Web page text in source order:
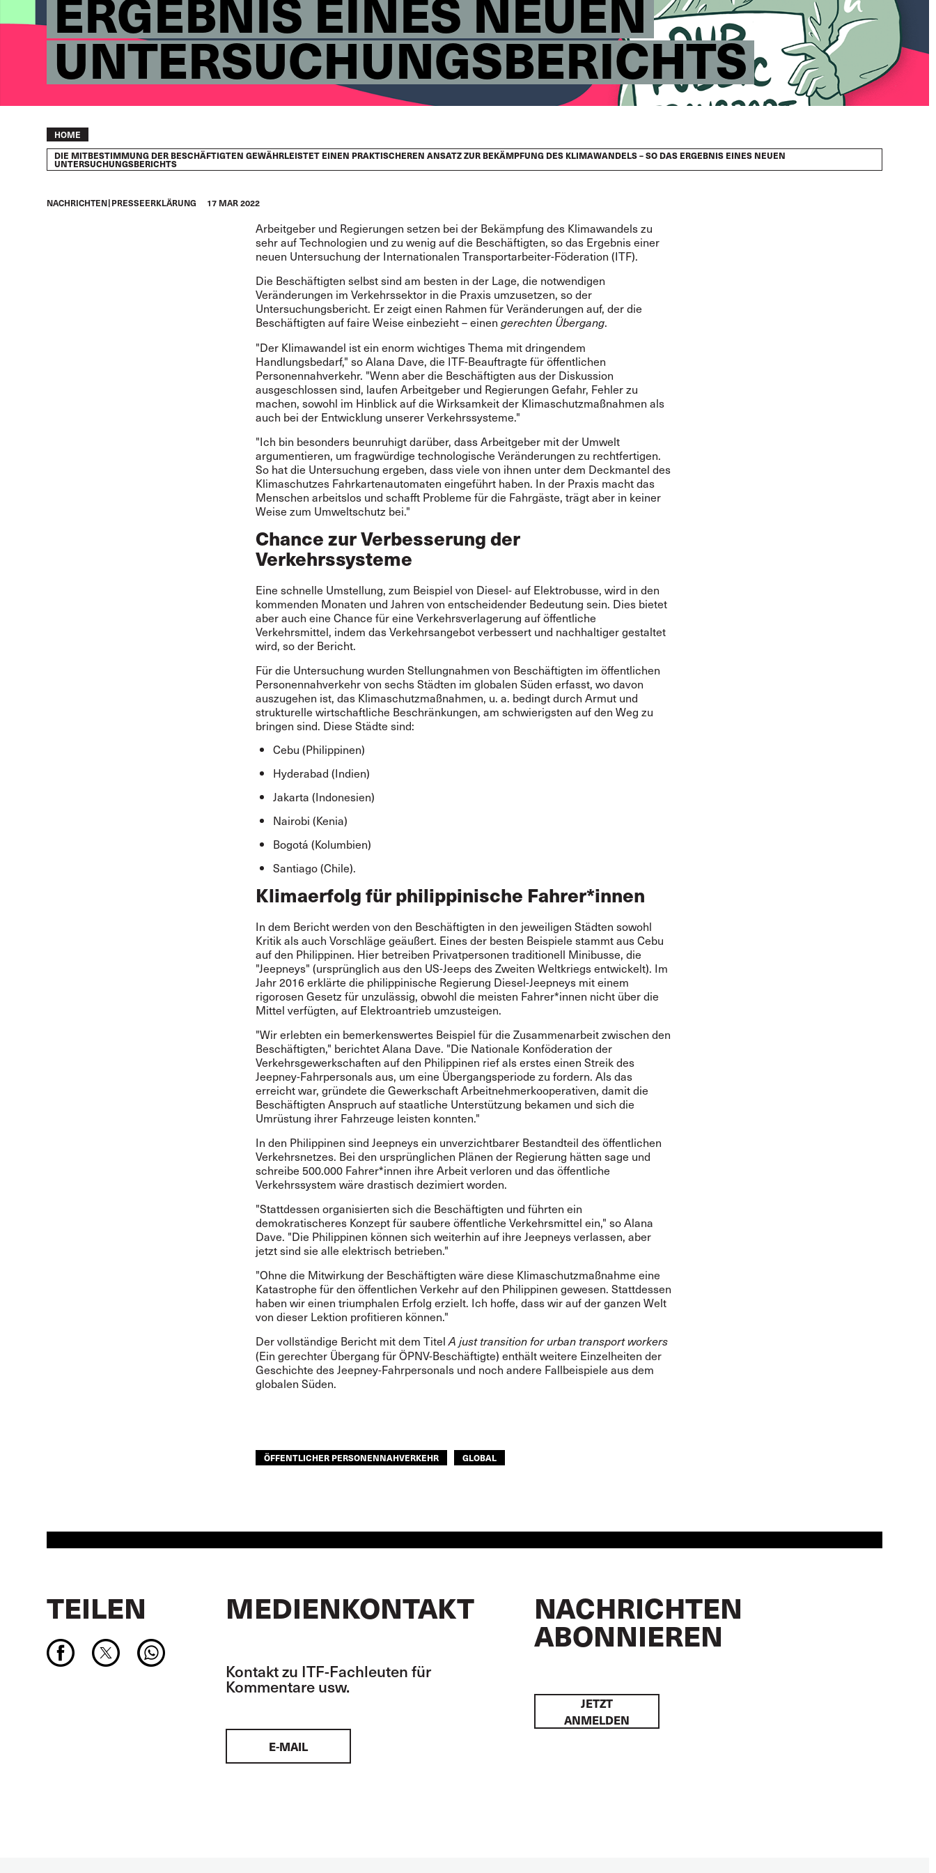
UNTERSUCHUNGSBERICHTS
Breadcrumb
HOME
DIE MITBESTIMMUNG DER BESCHÄFTIGTEN GEWÄHRLEISTET EINEN PRAKTISCHEREN ANSATZ ZUR BEKÄMPFUNG DES KLIMAWANDELS – SO DAS ERGEBNIS EINES NEUEN
UNTERSUCHUNGSBERICHTS
NACHRICHTEN PRESSEERKLÄRUNG 17 MAR 2022
Arbeitgeber und Regierungen setzen bei der Bekämpfung des Klimawandels zu
sehr auf Technologien und zu wenig auf die Beschäftigten, so das Ergebnis einer
neuen Untersuchung der Internationalen Transportarbeiter-Föderation (ITF).
Die Beschäftigten selbst sind am besten in der Lage, die notwendigen
Veränderungen im Verkehrssektor in die Praxis umzusetzen, so der
Untersuchungsbericht. Er zeigt einen Rahmen für Veränderungen auf, der die
Beschäftigten auf faire Weise einbezieht – einen gerechten Übergang.
"Der Klimawandel ist ein enorm wichtiges Thema mit dringendem
Handlungsbedarf," so Alana Dave, die ITF-Beauftragte für öffentlichen
Personennahverkehr. "Wenn aber die Beschäftigten aus der Diskussion
ausgeschlossen sind, laufen Arbeitgeber und Regierungen Gefahr, Fehler zu
machen, sowohl im Hinblick auf die Wirksamkeit der Klimaschutzmaßnahmen als
auch bei der Entwicklung unserer Verkehrssysteme."
"Ich bin besonders beunruhigt darüber, dass Arbeitgeber mit der Umwelt
argumentieren, um fragwürdige technologische Veränderungen zu rechtfertigen.
So hat die Untersuchung ergeben, dass viele von ihnen unter dem Deckmantel des
Klimaschutzes Fahrkartenautomaten eingeführt haben. In der Praxis macht das
Menschen arbeitslos und schafft Probleme für die Fahrgäste, trägt aber in keiner
Weise zum Umweltschutz bei."
Chance zur Verbesserung der
Verkehrssysteme
Eine schnelle Umstellung, zum Beispiel von Diesel- auf Elektrobusse, wird in den
kommenden Monaten und Jahren von entscheidender Bedeutung sein. Dies bietet
aber auch eine Chance für eine Verkehrsverlagerung auf öffentliche
Verkehrsmittel, indem das Verkehrsangebot verbessert und nachhaltiger gestaltet
wird, so der Bericht.
Für die Untersuchung wurden Stellungnahmen von Beschäftigten im öffentlichen
Personennahverkehr von sechs Städten im globalen Süden erfasst, wo davon
auszugehen ist, das Klimaschutzmaßnahmen, u. a. bedingt durch Armut und
strukturelle wirtschaftliche Beschränkungen, am schwierigsten auf den Weg zu
bringen sind. Diese Städte sind:
Cebu (Philippinen)
Hyderabad (Indien)
Jakarta (Indonesien)
Nairobi (Kenia)
Bogotá (Kolumbien)
Santiago (Chile).
Klimaerfolg für philippinische Fahrer*innen
In dem Bericht werden von den Beschäftigten in den jeweiligen Städten sowohl
Kritik als auch Vorschläge geäußert. Eines der besten Beispiele stammt aus Cebu
auf den Philippinen. Hier betreiben Privatpersonen traditionell Minibusse, die
"Jeepneys" (ursprünglich aus den US-Jeeps des Zweiten Weltkriegs entwickelt). Im
Jahr 2016 erklärte die philippinische Regierung Diesel-Jeepneys mit einem
rigorosen Gesetz für unzulässig, obwohl die meisten Fahrer*innen nicht über die
Mittel verfügten, auf Elektroantrieb umzusteigen.
"Wir erlebten ein bemerkenswertes Beispiel für die Zusammenarbeit zwischen den
Beschäftigten," berichtet Alana Dave. "Die Nationale Konföderation der
Verkehrsgewerkschaften auf den Philippinen rief als erstes einen Streik des
Jeepney-Fahrpersonals aus, um eine Übergangsperiode zu fordern. Als das
erreicht war, gründete die Gewerkschaft Arbeitnehmerkooperativen, damit die
Beschäftigten Anspruch auf staatliche Unterstützung bekamen und sich die
Umrüstung ihrer Fahrzeuge leisten konnten."
In den Philippinen sind Jeepneys ein unverzichtbarer Bestandteil des öffentlichen
Verkehrsnetzes. Bei den ursprünglichen Plänen der Regierung hätten sage und
schreibe 500.000 Fahrer*innen ihre Arbeit verloren und das öffentliche
Verkehrssystem wäre drastisch dezimiert worden.
"Stattdessen organisierten sich die Beschäftigten und führten ein
demokratischeres Konzept für saubere öffentliche Verkehrsmittel ein," so Alana
Dave. "Die Philippinen können sich weiterhin auf ihre Jeepneys verlassen, aber
jetzt sind sie alle elektrisch betrieben."
"Ohne die Mitwirkung der Beschäftigten wäre diese Klimaschutzmaßnahme eine
Katastrophe für den öffentlichen Verkehr auf den Philippinen gewesen. Stattdessen
haben wir einen triumphalen Erfolg erzielt. Ich hoffe, dass wir auf der ganzen Welt
von dieser Lektion profitieren können."
Der vollständige Bericht mit dem TitelA just transition for urban transport workers
(Ein gerechter Übergang für ÖPNV-Beschäftigte) enthält weitere Einzelheiten der
Geschichte des Jeepney-Fahrpersonals und noch andere Fallbeispiele aus dem
globalen Süden.
ÖFFENTLICHER PERSONENNAHVERKEHR GLOBAL
TEILEN MEDIENKONTAKT
Kontakt zu ITF-Fachleuten für
Kommentare usw.
E-MAIL
NACHRICHTEN
ABONNIEREN
JETZT
ANMELDEN